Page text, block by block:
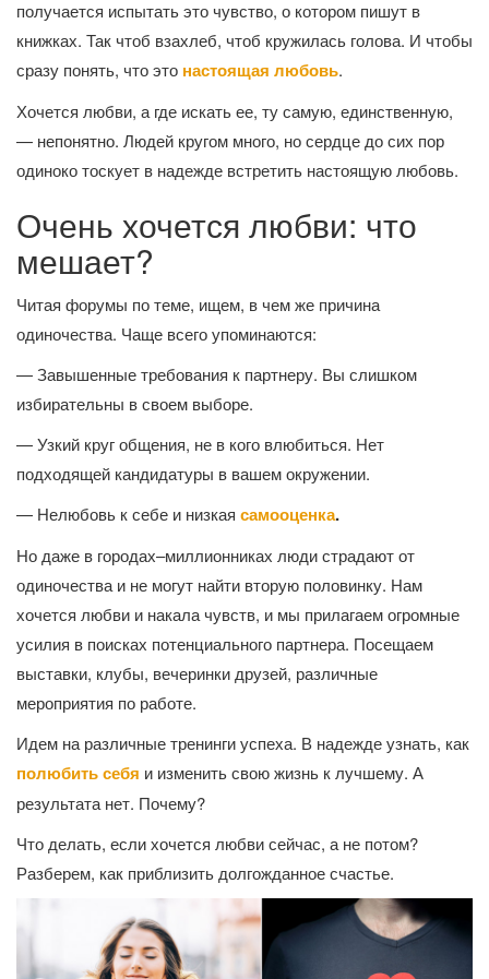
получается испытать это чувство, о котором пишут в
книжках. Так чтоб взахлеб, чтоб кружилась голова. И чтобы
сразу понять, что это настоящая любовь.
Хочется любви, а где искать ее, ту самую, единственную,
— непонятно. Людей кругом много, но сердце до сих пор
одиноко тоскует в надежде встретить настоящую любовь.
Очень хочется любви: что
мешает?
Читая форумы по теме, ищем, в чем же причина
одиночества. Чаще всего упоминаются:
— Завышенные требования к партнеру. Вы слишком
избирательны в своем выборе.
— Узкий круг общения, не в кого влюбиться. Нет
подходящей кандидатуры в вашем окружении.
— Нелюбовь к себе и низкая самооценка.
Но даже в городах–миллионниках люди страдают от
одиночества и не могут найти вторую половинку. Нам
хочется любви и накала чувств, и мы прилагаем огромные
усилия в поисках потенциального партнера. Посещаем
выставки, клубы, вечеринки друзей, различные
мероприятия по работе.
Идем на различные тренинги успеха. В надежде узнать, как
полюбить себя и изменить свою жизнь к лучшему. А
результата нет. Почему?
Что делать, если хочется любви сейчас, а не потом?
Разберем, как приблизить долгожданное счастье.